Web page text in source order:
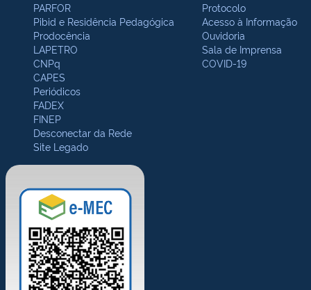
PARFOR
Pibid e Residência Pedagógica
Prodocência
LAPETRO
CNPq
CAPES
Periódicos
FADEX
FINEP
Desconectar da Rede
Site Legado
Protocolo
Acesso à Informação
Ouvidoria
Sala de Imprensa
COVID-19